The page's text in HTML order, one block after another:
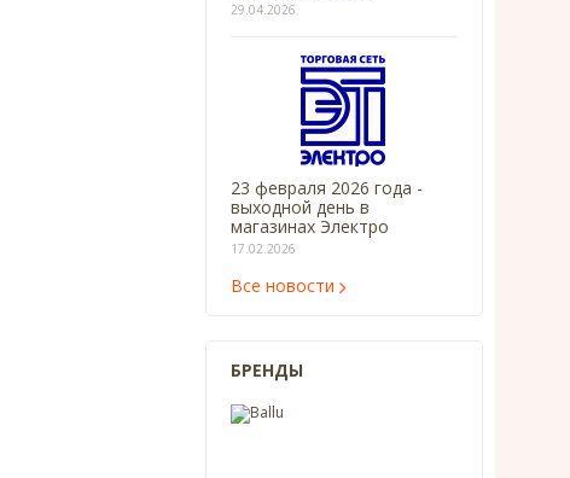
29.04.2026
23 февраля 2026 года -
выходной день в
магазинах Электро
17.02.2026
Все новости
БРЕНДЫ